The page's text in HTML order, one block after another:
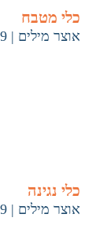
כלי מטבח
אוצר מילים |
כלי נגינה
אוצר מילים |